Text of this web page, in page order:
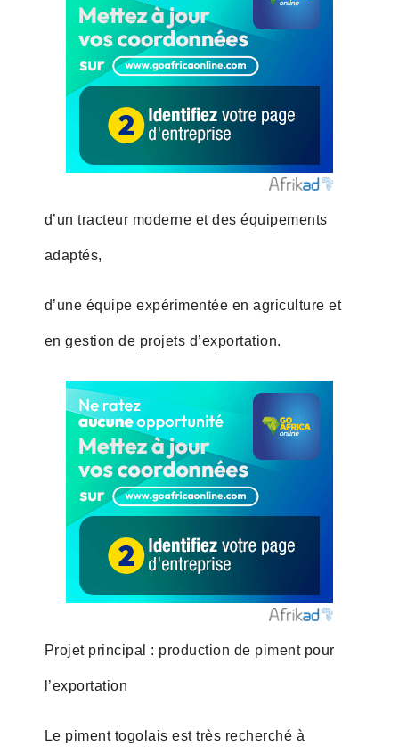
d’un tracteur moderne et des équipements
adaptés,
d’une équipe expérimentée en agriculture et
en gestion de projets d’exportation.
Projet principal : production de piment pour
l’exportation
Le piment togolais est très recherché à